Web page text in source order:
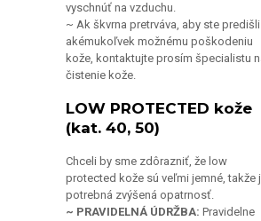
~ Ak škvrna pretrváva, aby ste predišli
akémukoľvek možnému poškodeniu
kože, kontaktujte prosím špecialistu na
čistenie kože.
(kat. 40, 50)
protected kože sú veľmi jemné, takže je
potrebná zvýšená opatrnosť.
~ PRAVIDELNÁ ÚDRŽBA:Pravidelne
utierajte prach čistou suchou bielou